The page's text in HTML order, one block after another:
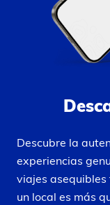
Descubre la
experiencias
viajes asequibles
un local es más